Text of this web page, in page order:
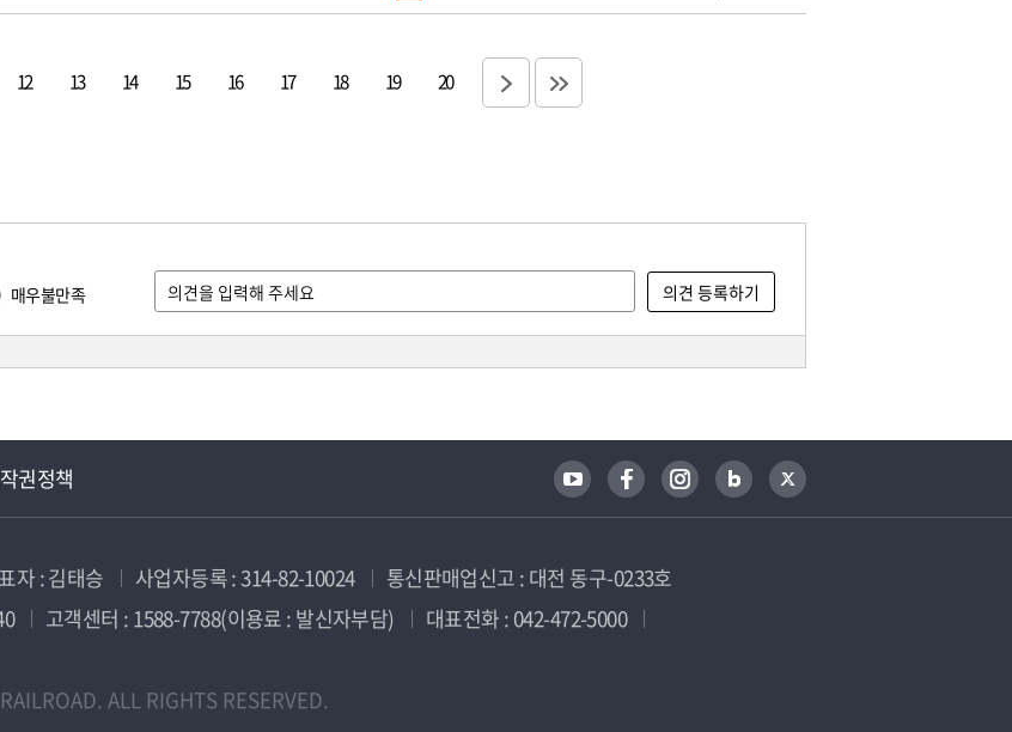
12 13 14 15 16 17 18 19 20
매우불만족
권정책
자 : 김태승 사업자등록 : 314-82-10024
통신판매업신고 : 대전 동구-0233호
고객센터 : 1588-7788(이용료 : 발신자부담)
대표전화 : 042-472-5000
ALL RIGHTS RESERVED.